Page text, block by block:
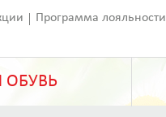
Программа лояльности
ОБУВЬ